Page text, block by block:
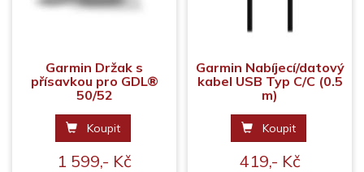
Garmin Držak s
přísavkou pro GDL®
50/52
Koupit
1 599,- Kč
Garmin Nabíjecí/datový
kabel USB Typ C/C (0.5
m)
Koupit
419,- Kč